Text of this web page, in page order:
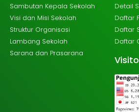
Sambutan Kepala Sekolah
Visi dan Misi Sekolah
Struktur Organisasi
Lambang Sekolah
Sarana dan Prasarana
Detail
Daftar
Daftar
Daftar